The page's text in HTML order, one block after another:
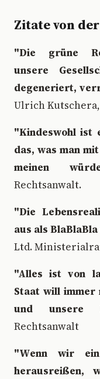
Zitate von
"Die grüne
unsere
degeneriert,
Ulrich
"Kindeswohl ist
das, was man
meinen
Rechtsanwalt.
"Die
aus als
Ltd.
"Alles ist von
Staat will immer
und unsere
Rechtsanwalt
"Wenn wir
herausreißen,